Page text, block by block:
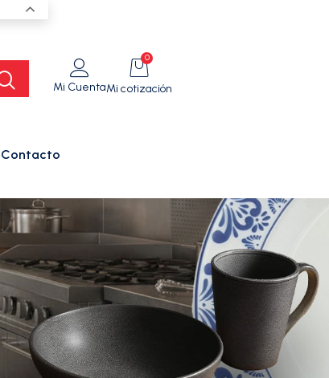
Mi Cuenta
0
Mi cotización
Contacto